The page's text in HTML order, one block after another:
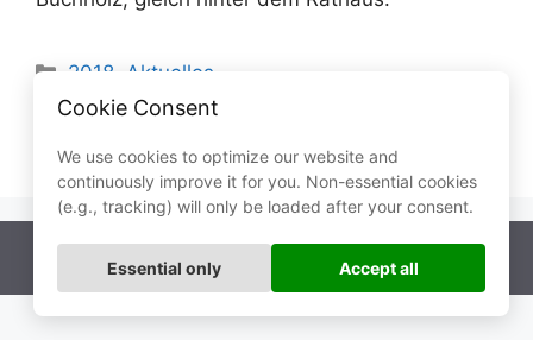
Kategorien
2018
Aktuelles
Kita Löwenzahn ausgezeichnet
Ausbildungsmesse in der Silberlandhalle
© 2026 Ronny Wähner
Cookie Consent
We use cookies to optimize our website and
continuously improve it for you. Non-essential cookies
(e.g., tracking) will only be loaded after your consent.
Essential only Accept all